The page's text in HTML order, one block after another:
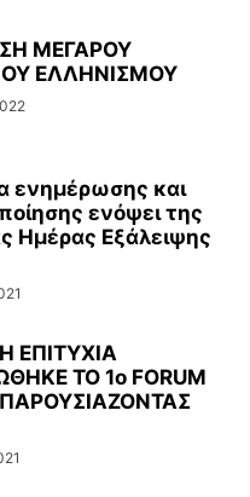
ΜΕΓΑΡΟΥ
ΕΛΛΗΝΙΣΜΟΥ
ενημέρωσης και
ενόψει της
Ημέρας Εξάλειψης
ΕΠΙΤΥΧΙΑ
ΤΟ 1ο FORUM